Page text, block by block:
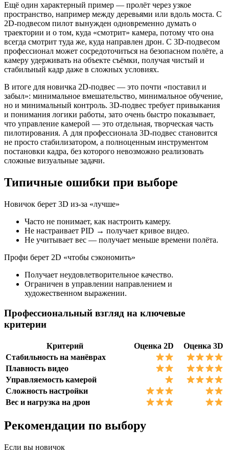
Ещё один характерный пример — пролёт через узкое
пространство, например между деревьями или вдоль моста. С
2D-подвесом пилот вынужден одновременно думать о
траектории и о том, куда «смотрит» камера, потому что она
всегда смотрит туда же, куда направлен дрон. С 3D-подвесом
профессионал может сосредоточиться на безопасном полёте, а
камеру удерживать на объекте съёмки, получая чистый и
стабильный кадр даже в сложных условиях.
В итоге для новичка 2D-подвес — это почти «поставил и
забыл»: минимальное вмешательство, минимальное обучение,
но и минимальный контроль. 3D-подвес требует привыкания
и понимания логики работы, зато очень быстро показывает,
что управление камерой — это отдельная, творческая часть
пилотирования. А для профессионала 3D-подвес становится
не просто стабилизатором, а полноценным инструментом
постановки кадра, без которого невозможно реализовать
сложные визуальные задачи.
Типичные ошибки при выборе
Новичок берет 3D из-за «лучше»
Часто не понимает, как настроить камеру.
Не настраивает PID → получает кривое видео.
Не учитывает вес — получает меньше времени полёта.
Профи берет 2D «чтобы сэкономить»
Получает неудовлетворительное качество.
Ограничен в управлении направлением и
художественном выражении.
Профессиональный взгляд на ключевые
критерии
Критерий Оценка 2D
Оценка 3D
Стабильность на манёврах
Плавность видео
Управляемость камерой
Сложность настройки
Вес и нагрузка на дрон
Рекомендации по выбору
Если вы новичок